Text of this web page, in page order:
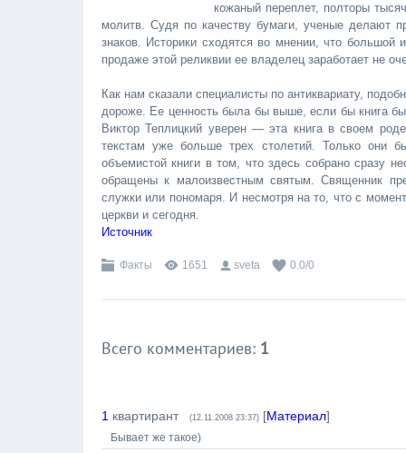
кожаный переплет, полторы
молитв. Судя по качеству бумаги, ученые делают
знаков. Историки сходятся во мнении, что большой
продаже этой реликвии ее владелец заработает не
Как нам сказали специалисты по антиквариату,
дороже. Ее ценность была бы выше, если бы книга
Виктор Теплицкий уверен — эта книга в своем
текстам уже больше трех столетий. Только они
объемистой книги в том, что здесь собрано сразу
обращены к малоизвестным святым. Священник
служки или пономаря. И несмотря на то, что с
церкви и сегодня.
Источник
Факты 1651 sveta 0.0/0
Всего комментариев: 1
1 квартирант (12.11.2008 23:37) [Материал]
Бывает же такое)